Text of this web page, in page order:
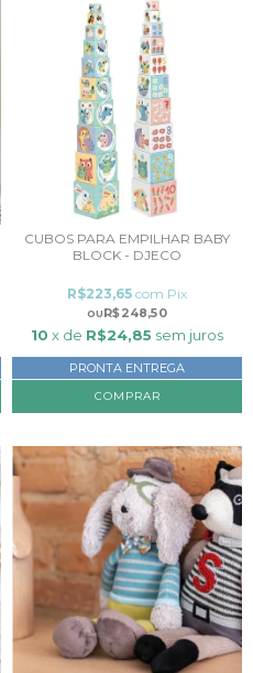
CUBOS PARA EMPILHAR BABY
BLOCK - DJECO
R$248,50
R$223,65 com Pix
10 x de R$24,85 sem juros
PRONTA ENTREGA